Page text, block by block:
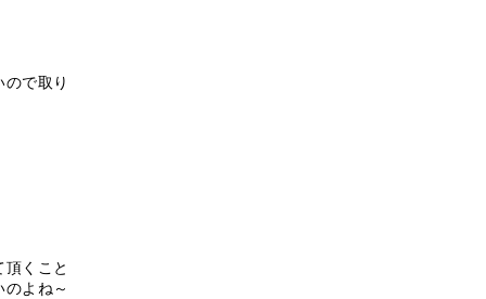
で取り
くこと
よね～